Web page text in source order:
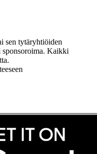
sen tytäryhtiöiden
sponsoroima. Kaikki